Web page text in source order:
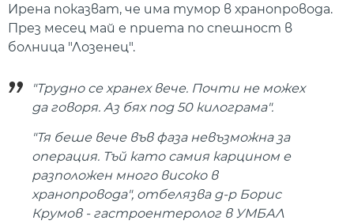
Ирена показват, че има тумор в хранопровода.
През месец май е приета по спешност в
болница "Лозенец".
"Трудно се хранех вече. Почти не можех
да говоря. Аз бях под 50 килограма".
"Тя беше вече във фаза невъзможна за
операция. Тъй като самия карцином е
разположен много високо в
хранопровода", отбелязва д-р Борис
Крумов - гастроентеролог в УМБАЛ